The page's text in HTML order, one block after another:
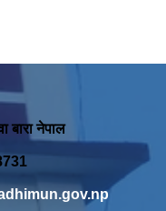
बारा नेपाल